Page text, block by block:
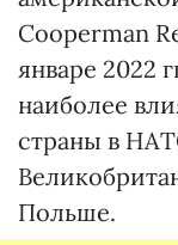
Cooperman
январе 2022
наиболее
страны в
Польше.